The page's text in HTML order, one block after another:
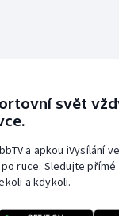
svět
a apkou iVysílání
ruce. Sledujte
a kdykoli.